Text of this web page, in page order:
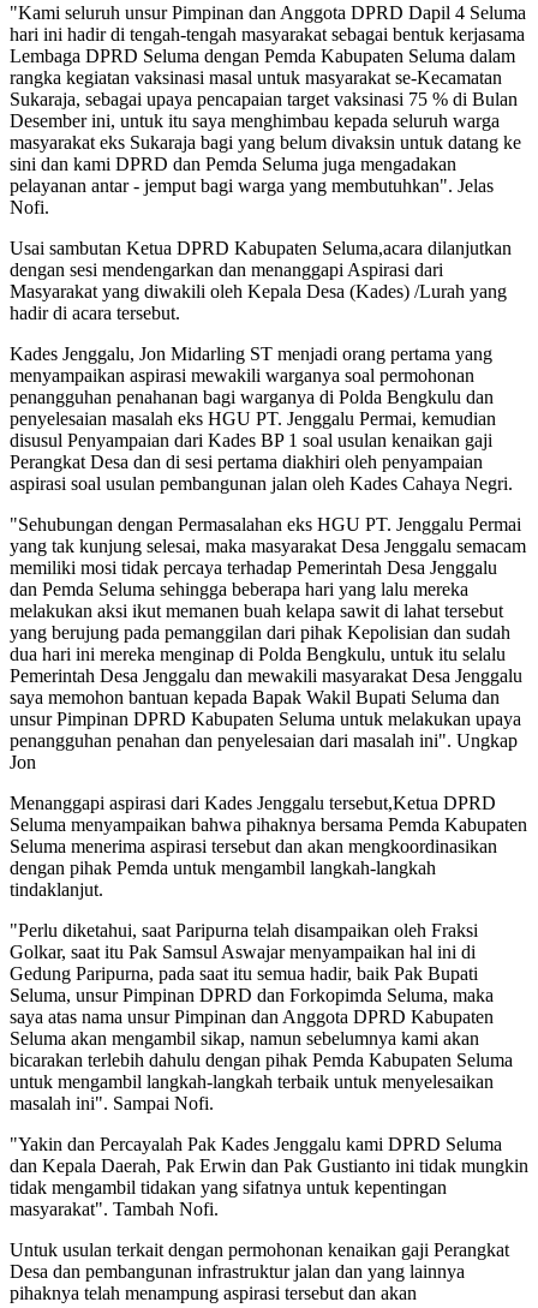
"Kami seluruh unsur Pimpinan dan Anggota DPRD Dapil 4 Seluma
hari ini hadir di tengah-tengah masyarakat sebagai bentuk kerjasama
Lembaga DPRD Seluma dengan Pemda Kabupaten Seluma dalam
rangka kegiatan vaksinasi masal untuk masyarakat se-Kecamatan
Sukaraja, sebagai upaya pencapaian target vaksinasi 75 % di Bulan
Desember ini, untuk itu saya menghimbau kepada seluruh warga
masyarakat eks Sukaraja bagi yang belum divaksin untuk datang ke
sini dan kami DPRD dan Pemda Seluma juga mengadakan
pelayanan antar - jemput bagi warga yang membutuhkan". Jelas
Nofi.
Usai sambutan Ketua DPRD Kabupaten Seluma,acara dilanjutkan
dengan sesi mendengarkan dan menanggapi Aspirasi dari
Masyarakat yang diwakili oleh Kepala Desa (Kades) /Lurah yang
hadir di acara tersebut.
Kades Jenggalu, Jon Midarling ST menjadi orang pertama yang
menyampaikan aspirasi mewakili warganya soal permohonan
penangguhan penahanan bagi warganya di Polda Bengkulu dan
penyelesaian masalah eks HGU PT. Jenggalu Permai, kemudian
disusul Penyampaian dari Kades BP 1 soal usulan kenaikan gaji
Perangkat Desa dan di sesi pertama diakhiri oleh penyampaian
aspirasi soal usulan pembangunan jalan oleh Kades Cahaya Negri.
"Sehubungan dengan Permasalahan eks HGU PT. Jenggalu Permai
yang tak kunjung selesai, maka masyarakat Desa Jenggalu semacam
memiliki mosi tidak percaya terhadap Pemerintah Desa Jenggalu
dan Pemda Seluma sehingga beberapa hari yang lalu mereka
melakukan aksi ikut memanen buah kelapa sawit di lahat tersebut
yang berujung pada pemanggilan dari pihak Kepolisian dan sudah
dua hari ini mereka menginap di Polda Bengkulu, untuk itu selalu
Pemerintah Desa Jenggalu dan mewakili masyarakat Desa Jenggalu
saya memohon bantuan kepada Bapak Wakil Bupati Seluma dan
unsur Pimpinan DPRD Kabupaten Seluma untuk melakukan upaya
penangguhan penahan dan penyelesaian dari masalah ini". Ungkap
Jon
Menanggapi aspirasi dari Kades Jenggalu tersebut,Ketua DPRD
Seluma menyampaikan bahwa pihaknya bersama Pemda Kabupaten
Seluma menerima aspirasi tersebut dan akan mengkoordinasikan
dengan pihak Pemda untuk mengambil langkah-langkah
tindaklanjut.
"Perlu diketahui, saat Paripurna telah disampaikan oleh Fraksi
Golkar, saat itu Pak Samsul Aswajar menyampaikan hal ini di
Gedung Paripurna, pada saat itu semua hadir, baik Pak Bupati
Seluma, unsur Pimpinan DPRD dan Forkopimda Seluma, maka
saya atas nama unsur Pimpinan dan Anggota DPRD Kabupaten
Seluma akan mengambil sikap, namun sebelumnya kami akan
bicarakan terlebih dahulu dengan pihak Pemda Kabupaten Seluma
untuk mengambil langkah-langkah terbaik untuk menyelesaikan
masalah ini". Sampai Nofi.
"Yakin dan Percayalah Pak Kades Jenggalu kami DPRD Seluma
dan Kepala Daerah, Pak Erwin dan Pak Gustianto ini tidak mungkin
tidak mengambil tidakan yang sifatnya untuk kepentingan
masyarakat". Tambah Nofi.
Untuk usulan terkait dengan permohonan kenaikan gaji Perangkat
Desa dan pembangunan infrastruktur jalan dan yang lainnya
pihaknya telah menampung aspirasi tersebut dan akan